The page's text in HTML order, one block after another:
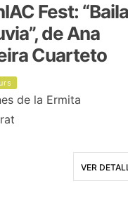
Fest: “Baila
de Ana
Cuarteto
de la Ermita
VER